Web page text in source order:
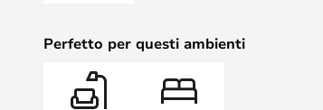
poter scegliere tra il
Perfetto per questi ambienti